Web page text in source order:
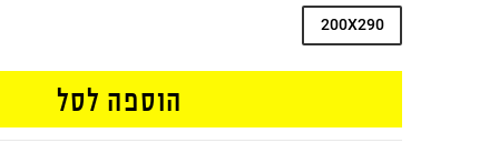
200X290
הוספה לסל